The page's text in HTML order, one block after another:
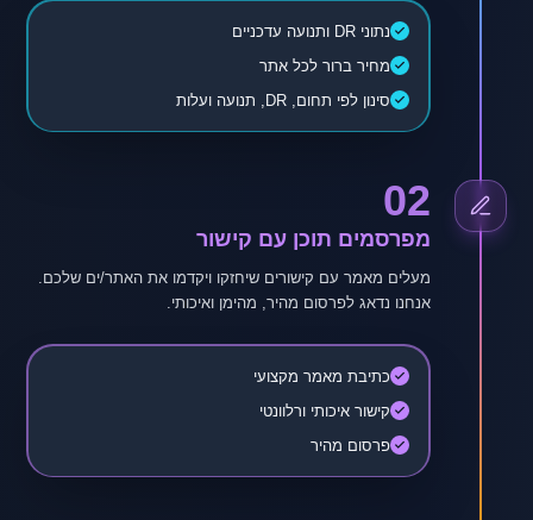
נתוני DR ותנועה עדכניים
מחיר ברור לכל אתר
סינון לפי תחום, DR, תנועה ועלות
02
מפרסמים תוכן עם קישור
אנחנו נדאג לפרסום מהיר, מהימן ואיכותי.
כתיבת מאמר מקצועי
קישור איכותי ורלוונטי
פרסום מהיר